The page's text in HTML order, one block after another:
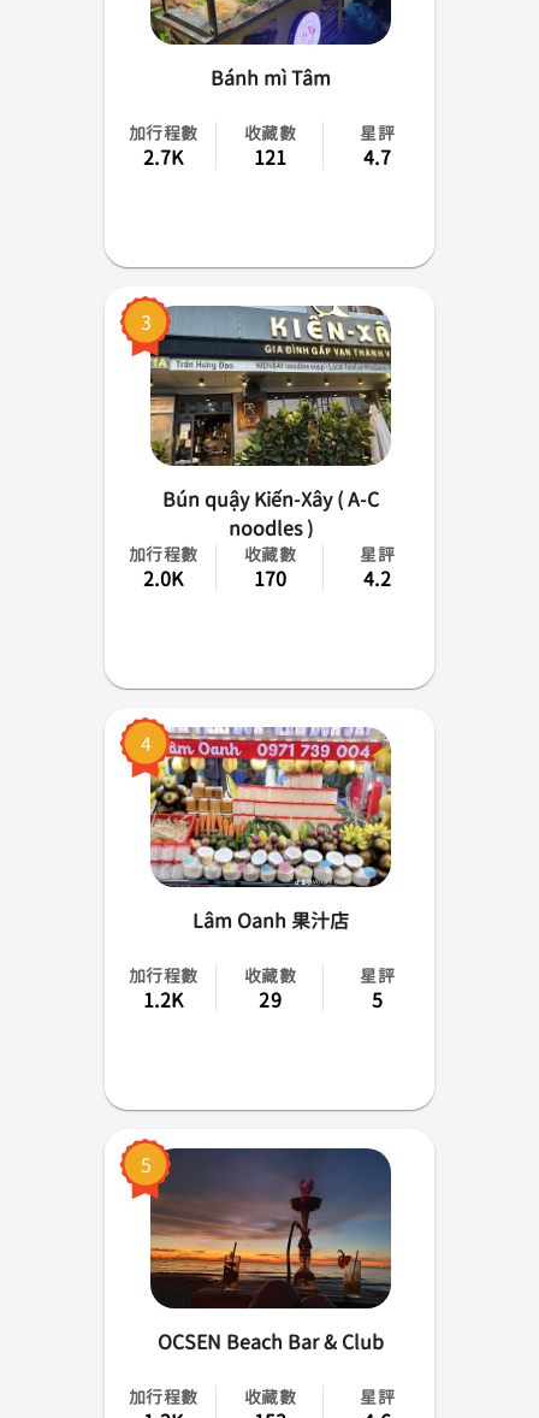
Bánh mì Tâm
加行程數
2.7K
收藏數
121
星評
4.7
3
Bún quậy Kiến-Xây ( A-C
noodles )
加行程數
2.0K
收藏數
170
星評
4.2
4
Lâm Oanh 果汁店
加行程數
1.2K
收藏數
29
星評
5
5
OCSEN Beach Bar & Club
加行程數 收藏數 星評